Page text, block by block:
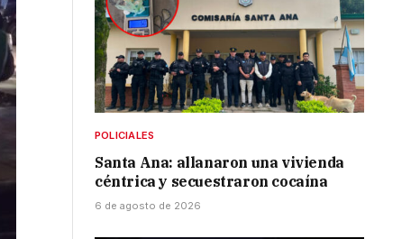
POLICIALES
Santa Ana: allanaron una vivienda
céntrica y secuestraron cocaína
6 de agosto de 2026